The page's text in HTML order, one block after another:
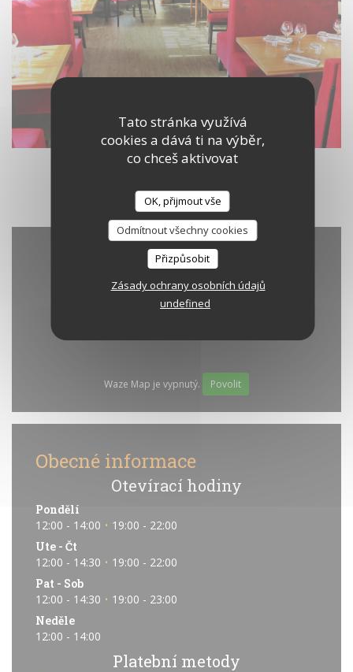
Tato stránka využívá
cookies a dává ti na výběr,
co chceš aktivovat
OK, přijmout vše
Odmítnout všechny cookies
Přizpůsobit
Zásady ochrany osobních údajů
undefined
Waze Map je vypnutý. Povolit
Obecné informace
Otevírací hodiny
Pondělí
12:00 - 14:00 • 19:00 - 22:00
Ute - Čt
12:00 - 14:30 • 19:00 - 22:00
Pat - Sob
12:00 - 14:30 • 19:00 - 23:00
Neděle
12:00 - 14:00
Platební metody